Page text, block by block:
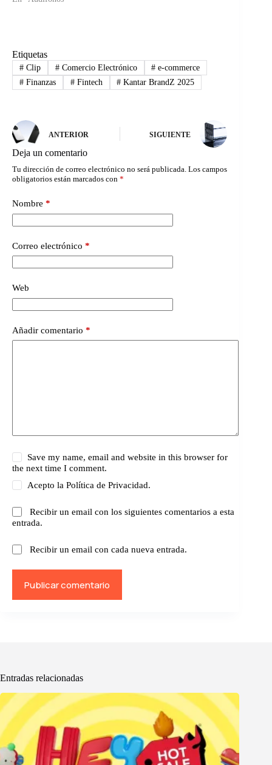
Etiquetas
#Clip #Comercio Electrónico # e-commerce
#Finanzas #Fintech # Kantar BrandZ 2025
ANTERIOR SIGUIENTE
Deja un comentario
Tu dirección de correo electrónico no será publicada. Los campos
obligatorios están marcados con *
Nombre *
Correo electrónico *
Web
Añadir comentario *
Save my name, email and website in this browser for
the next time I comment.
Acepto laPolítica de Privacidad.
Recibir un email con los siguientes comentarios a esta
entrada.
Recibir un email con cada nueva entrada.
Publicar comentario
Entradas relacionadas